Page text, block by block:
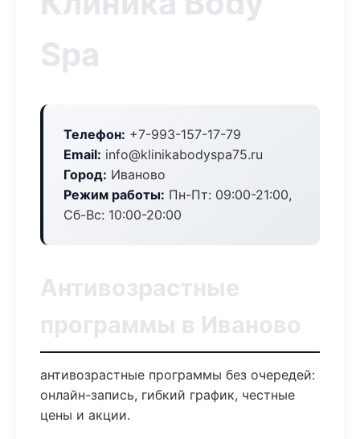
Spa
Телефон: +7-993-157-17-79
Email: info@klinikabodyspa75.ru
Город: Иваново
Режим работы: Пн-Пт: 09:00-21:00,
Сб-Вс: 10:00-20:00
Антивозрастные
программы в Иваново
антивозрастные программы без очередей:
онлайн-запись, гибкий график, честные
цены и акции.